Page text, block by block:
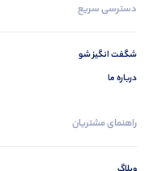
دسترسی سریع
شگفت انگیز شو
درباره ما
راهنمای مشتریان